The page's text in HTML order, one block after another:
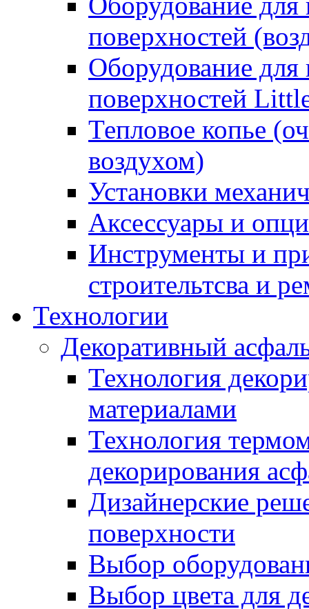
поверхностей
Оборудование
поверхностей
Тепловое копье
воздухом)
Установки
Аксессуары и
Инструменты и
строительтсва и
Технологии
Декоративный
Технология
материалами
Технология
декорирования
Дизайнерские
поверхности
Выбор
Выбор цвета для